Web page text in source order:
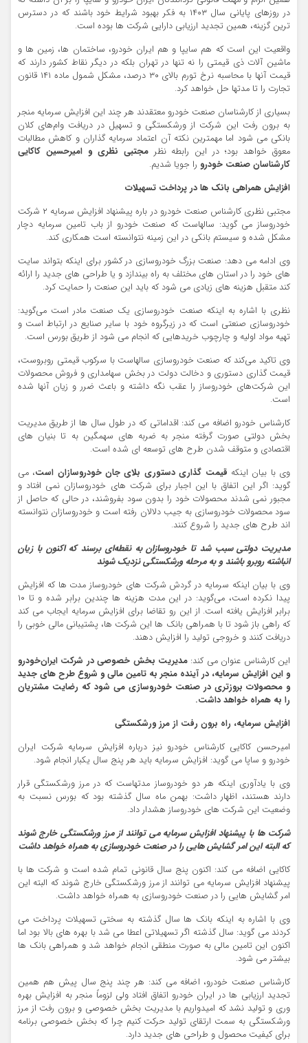
در روزهای پایانی سال ۱۴۰۳ به فکر بهبود شرایط خود باشند که در دسترس
ترین گزینه، همین تجدید ارزیابی دارایی شرکت ها بوده است.
واقعیت این است که هم سایپا و هم ایران خودرو، ساختمان ها، زمین ها و
ماشین آلات ذی قیمتی را نه تنها در تهران بلکه در دیگر نقاط کشور دارند که
قیمت آنها با محاسبه نرخ تورم بالای ۳۰ درصد، مشکل شمول ماده ۱۴۱ قانون
تجارت را تا مدتها حل خواهد کرد.
بسیاری از کارشناسان صنعت خودرو معتقدند هر چند این افزایش سرمایه منجر
به برون رفت این شرکت از ورشکستگی و تسهیل در دریافت وام‌های کلان
بانکی می شود اما مهمترین نکته آن اعتماد سرمایه گذاران و کاهش مطالبات
معوق خواهد بود؛ در این رابطه نظرمجتبی نظری و امیرحسین کاکایی
کارشناسان صنعت خودرو را جویا شدیم.
افزایش همراهی بانک ها در پرداخت تسهیلات
مجتبی نظری کارشناس صنعت خودرو در باره پیشنهاد افزایش سرمایه ۲ شرکت
خودروساز می گوید: سالهاست که صنعت خودرو از باب تامین سرمایه دچار
مشکل شده و سیستم بانکی در این زمینه نتوانسته است همکاری کند.
وی ادامه می دهد: صنعت بزرگ خودروسازی در کشور برای اینکه بتواند سایت
های خود را در استان های مختلف به راه بیندازد و یا طراحی های جدید را ارائه
کند متقبل هزینه های زیادی می شود که باید این صنعت را حمایت کرد.
نظری با اشاره به اینکه صنعت خودروسازی یک صنعت مادر است می‌گوید:
خودروسازی صنعتی است که در زیرگروه خود با سایر صنایع در ارتباط است و
تهیه مواد اولیه و چارچوب خریدهایی که انجام می شود از طریق بورس است.
وی تاکید می‌کند که صنعت خودروسازی سالهاست با سرکوب قیمتی روبروست،
قیمت گذاری دستوری و دخالت دولت در بخش سهامداری و فروش محصولات
این شرکت‌های خودروساز را عقب نگه داشته و باعث ضرر و زیان آنها شده
است.
کارشناس خودرو اضافه می کند: اقداماتی که در طول سال ها از طریق مدیریت
بخش دولتی صورت گرفته منجر به ضربه های سهمگین به تا بنیان های
اقتصادی و متوقف شدن طرح های توسعه ای شده است.
وی با بیان اینکه قیمت گذاری دستوری بلای جان خودروسازان است، می
گوید: اگر این اتفاق با این اجبار برای شرکت های خودروسازان نمی افتاد و
مجبور نمی شدند محصولات خود را بدون سود بفروشند، در حالی که حاصل از
سود محصولات خودروسازی به جیب دلالان رفته است و خودروسازان نتوانسته
اند طرح های جدید را شروع کنند.
مدیریت دولتی سبب شد تا خودروسازان به نقطه‌ای برسند که اکنون با زیان
انباشته روبرو باشند و به مرحله ورشکستگی نزدیک شوند
وی با بیان اینکه سرمایه در گردش شرکت های خودروساز مدت ها که افزایش
پیدا نکرده است، می‌گوید: در این مدت هزینه ها چندین برابر شده و تا ۱۰
برابر افزایش یافته است. از این رو تقاضا برای افزایش سرمایه ایجاب می کند
که راهی باز شود تا با همراهی بانک ها این شرکت ها، پشتیبانی مالی خوبی را
دریافت کنند و خروجی تولید را افزایش دهند.
این کارشناس عنوان می کند: مدیریت بخش خصوصی در شرکت ایران‌خودرو
و این افزایش سرمایه، در آینده منجر به تامین مالی و شروع طرح های جدید
و محصولات بروزتری در صنعت خودروسازی می شود که رضایت مشتریان
را به همراه خواهد داشت.
افزایش سرمایه، راه برون رفت از مرز ورشکستگی
امیرحسن کاکایی کارشناس خودرو نیز درباره افزایش سرمایه شرکت ایران
خودرو و ساپا می گوید: افزایش سرمایه باید هر پنج سال یکبار انجام شود.
وی با یادآوری اینکه هر دو خودروساز مدتهاست که در مرز ورشکستگی قرار
دارند هستند، اظهار داشت: بهمن ماه سال گذشته بود که بورس نسبت به
وضعیت این شرکت های خودروساز هشدار داد.
شرکت ها با پیشنهاد افزایش سرمایه می توانند از مرز ورشکستگی خارج شوند
که البته این امر گشایش هایی را در صنعت خودروسازی به همراه خواهد داشت
کاکایی اضافه می کند: اکنون پنج سال قانونی تمام شده است و شرکت ها با
پیشنهاد افزایش سرمایه می توانند از مرز ورشکستگی خارج شوند که البته این
امر گشایش هایی را در صنعت خودروسازی به همراه خواهد داشت.
وی با اشاره به اینکه بانک ها سال گذشته به سختی تسهیلات پرداخت می
کردند می گوید: سال گذشته اگر تسهیلاتی اعطا می شد با بهره های بالا بود اما
اکنون این تامین مالی به صورت منطقی انجام خواهد شد و همراهی بانک ها
بیشتر می شود.
کارشناس صنعت خودرو، اضافه می کند: هر چند پنج سال پیش هم همین
تجدید ارزیابی ها در ایران خودرو اتفاق افتاد ولی لزوماً منجر به افزایش بهره
وری و تولید نشد که امیدواریم با مدیریت بخش خصوصی و برون رفت از مرز
ورشکستگی به سمت ارتقای تولید حرکت کنیم چرا که بخش خصوصی برنامه
برای کیفیت محصول و طراحی های جدید دارد.